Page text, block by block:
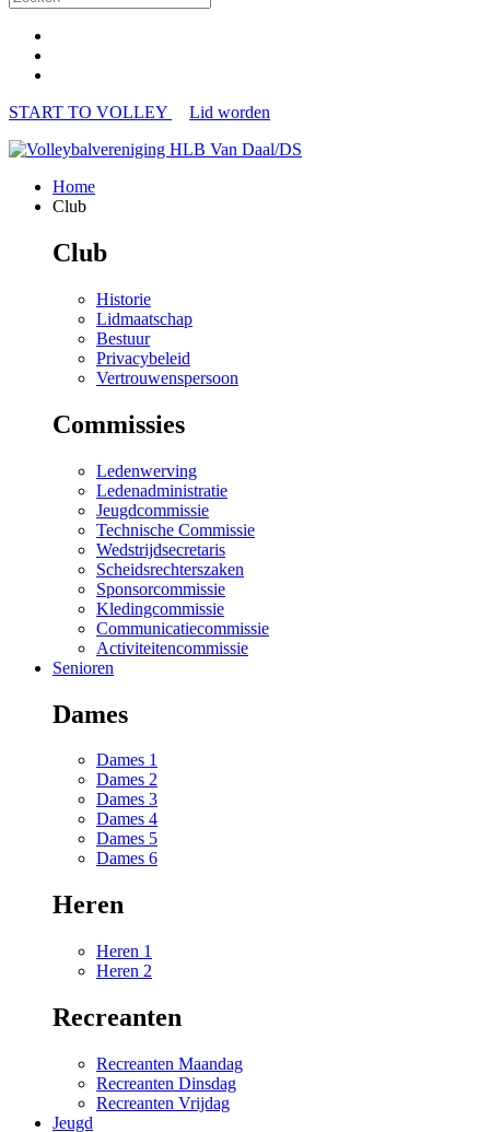
START TO VOLLEY Lid worden
Home
Club
Club
Historie
Lidmaatschap
Bestuur
Privacybeleid
Vertrouwenspersoon
Commissies
Ledenwerving
Ledenadministratie
Jeugdcommissie
Technische Commissie
Wedstrijdsecretaris
Scheidsrechterszaken
Sponsorcommissie
Kledingcommissie
Communicatiecommissie
Activiteitencommissie
Senioren
Dames
Dames 1
Dames 2
Dames 3
Dames 4
Dames 5
Dames 6
Heren
Heren 1
Heren 2
Recreanten
Recreanten Maandag
Recreanten Dinsdag
Recreanten Vrijdag
Jeugd